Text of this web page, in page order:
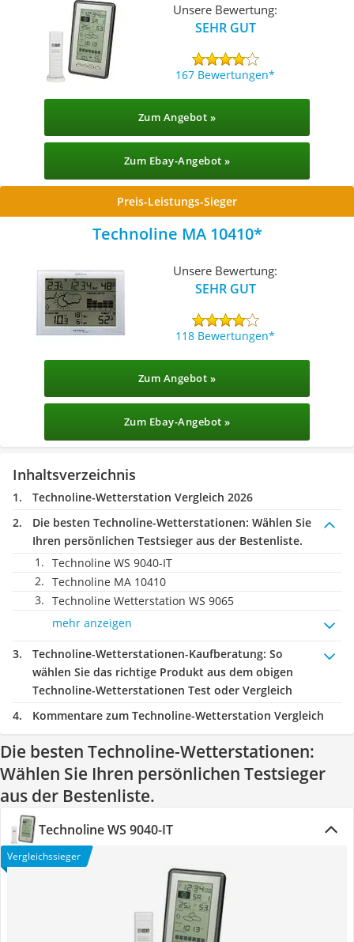
Unsere Bewertung:
SEHR GUT
167 Bewertungen
Zum Angebot »
Zum Ebay-Angebot »
Preis-Leistungs-Sieger
Technoline ‎MA 10410
Unsere Bewertung:
SEHR GUT
118 Bewertungen
Zum Angebot »
Zum Ebay-Angebot »
Inhaltsverzeichnis
Technoline-Wetterstation Vergleich 2026
Die besten Technoline-Wetterstationen: Wählen Sie
Ihren persönlichen Testsieger aus der Bestenliste.
Technoline WS 9040-IT
Technoline ‎MA 10410
Technoline Wetterstation WS 9065
mehr anzeigen
Technoline-Wetterstationen-Kaufberatung: So
wählen Sie das richtige Produkt aus dem obigen
Technoline-Wetterstationen Test oder Vergleich
Kommentare zum Technoline-Wetterstation Vergleich
Die besten Technoline-Wetterstationen:
Wählen Sie Ihren persönlichen Testsieger
aus der Bestenliste.
Technoline WS 9040-IT
Vergleichssieger